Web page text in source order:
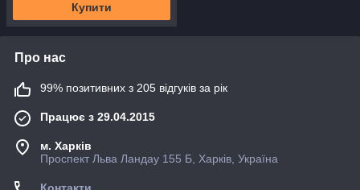
Купити
Про нас
99% позитивних з 205 відгуків за рік
Працює з 29.04.2015
м. Харків
Проспект Льва Ландау 155 Б, Харків, Україна